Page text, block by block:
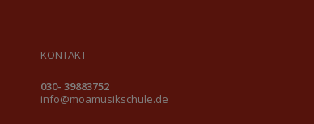
KONTAKT
030- 39883752
info@moamusikschule.de